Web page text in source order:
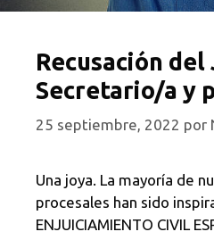
Recusación del
Secretario/a y
25 septiembre, 2022 por
Una joya. La mayoría de
procesales han sido
ENJUICIAMIENTO CIVIL